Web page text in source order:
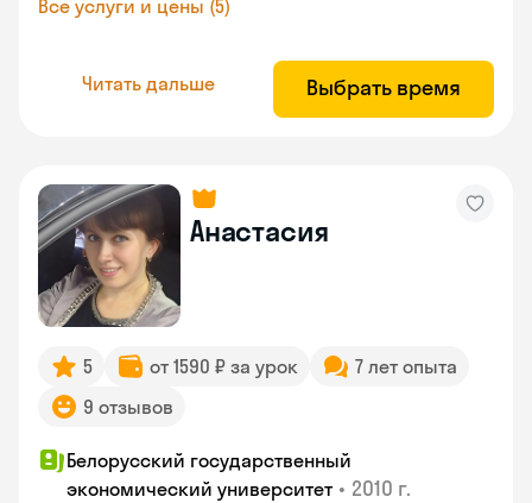
Все услуги и цены (5)
Читать дальше Выбрать время
Анастасия
5 от 1590 ₽ за урок
7 лет опыта
9 отзывов
Белорусский государственный
экономический университет • 2010 г.